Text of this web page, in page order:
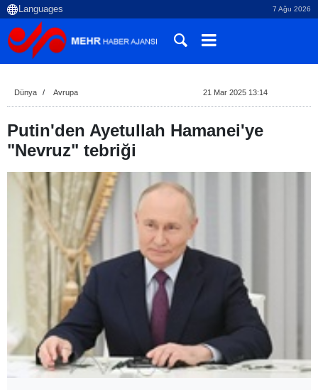
7 Ağu 2026
Dünya Avrupa 21 Mar 2025 13:14
Putin'den Ayetullah Hamanei'ye
"Nevruz" tebriği